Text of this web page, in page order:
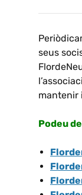
seus
mantenir
Podeu